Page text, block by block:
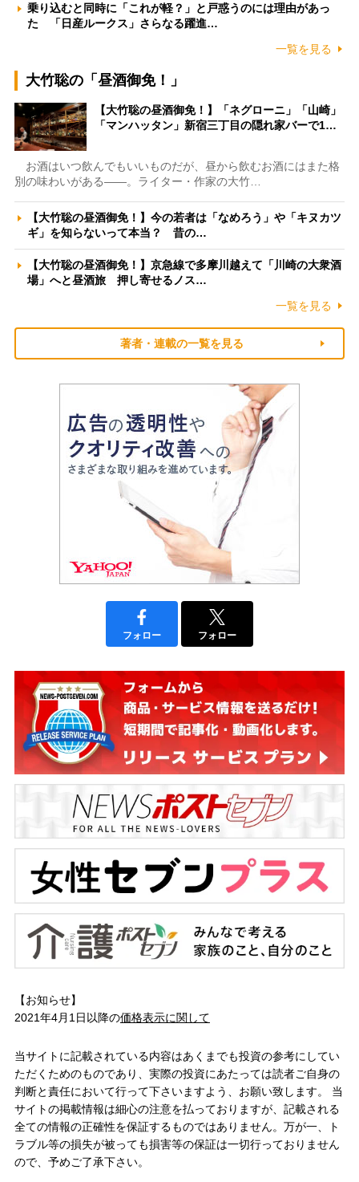
乗り込むと同時に「これが軽？」と戸惑うのには理由があっ
た 「日産ルークス」さらなる躍進…
一覧を見る
大竹聡の「昼酒御免！」
【大竹聡の昼酒御免！】「ネグローニ」「山崎」
「マンハッタン」新宿三丁目の隠れ家バーで1…
お酒はいつ飲んでもいいものだが、昼から飲むお酒にはまた格
別の味わいがある――。ライター・作家の大竹…
【大竹聡の昼酒御免！】今の若者は「なめろう」や「キヌカツ
ギ」を知らないって本当？ 昔の…
【大竹聡の昼酒御免！】京急線で多摩川越えて「川崎の大衆酒
場」へと昼酒旅 押し寄せるノス…
一覧を見る
著者・連載の一覧を見る
フォロー フォロー
【お知らせ】
2021年4月1日以降の価格表示に関して
当サイトに記載されている内容はあくまでも投資の参考にしてい
ただくためのものであり、実際の投資にあたっては読者ご自身の
判断と責任において行って下さいますよう、お願い致します。 当
サイトの掲載情報は細心の注意を払っておりますが、記載される
全ての情報の正確性を保証するものではありません。万が一、ト
ラブル等の損失が被っても損害等の保証は一切行っておりません
ので、予めご了承下さい。